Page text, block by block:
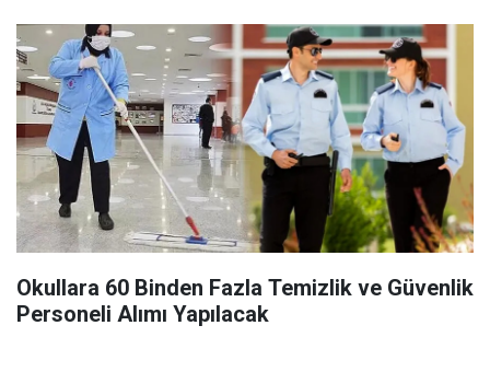
Okullara 60 Binden Fazla Temizlik ve Güvenlik
Personeli Alımı Yapılacak